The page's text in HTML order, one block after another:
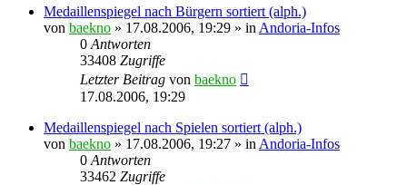
Medaillenspiegel nach Bürgern sortiert (alph.)
von baekno » 17.08.2006, 19:29 » in Andoria-Infos
0 Antworten
33408 Zugriffe
Letzter Beitrag von baekno
17.08.2006, 19:29
Medaillenspiegel nach Spielen sortiert (alph.)
von baekno » 17.08.2006, 19:27 » in Andoria-Infos
0 Antworten
33462 Zugriffe